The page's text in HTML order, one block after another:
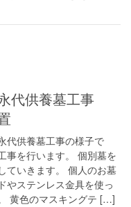
代供養墓工事の様子で
事を行います。 個別墓を
ていきます。 個人のお墓
やステンレス金具を使っ
黄色のマスキングテ […]